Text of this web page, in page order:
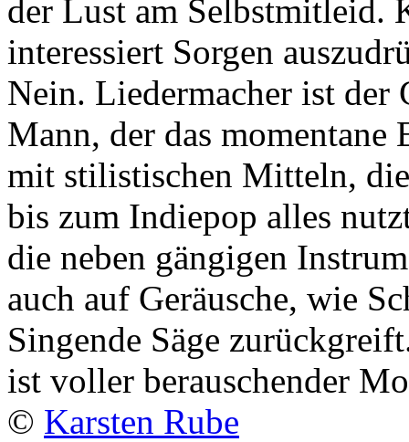
der Lust am Selbstmitleid.
interessiert Sorgen
Nein. Liedermacher ist der
Mann, der das
mit stilistischen Mitteln,
bis zum Indiepop alles
die neben gängigen
auch auf Geräusche, wie
Singende Säge
ist voller berauschender
© Karsten Rube